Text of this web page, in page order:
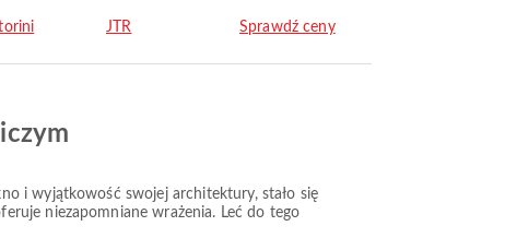
JTR Sprawdź ceny
i wyjątkowość swojej architektury, stało się
niezapomniane wrażenia. Leć do tego